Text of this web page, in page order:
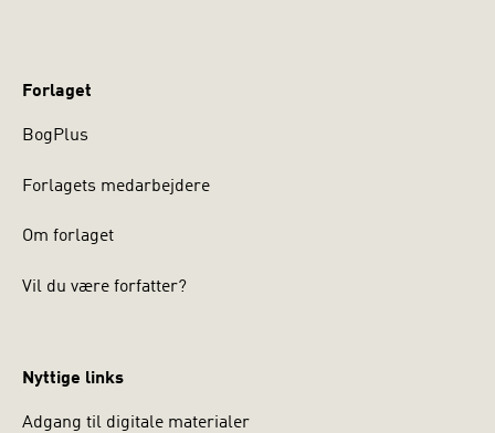
Forlaget
BogPlus
Forlagets medarbejdere
Om forlaget
Vil du være forfatter?
Nyttige links
Adgang til digitale materialer